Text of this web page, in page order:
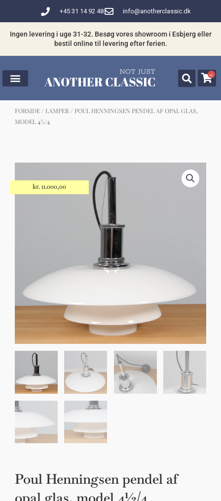
indholdet
+45 31 14 92 48 info@anotherclassic.dk
Ingen levering i uge 31-32. Besøg vores showroom i Esbjerg eller
bestil online til levering efter ferien.
0
FORSIDE / LAMPER / POUL HENNINGSEN PENDEL AF OPAL GLAS,
MODEL 4½/4
have din interesse?
Sko til Arne Jacobsen stole
DKK 100,00
kr.11.000,00
Poul Henningsen pendel af